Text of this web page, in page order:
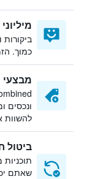
ביקורות
כמוך.
מבצעי
ונכסים
להשוות
ביטול
שאתם